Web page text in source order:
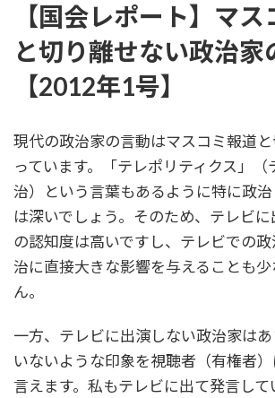
【国会レポート】マ
と切り離せない政治家
【2012年1号】
現代の政治家の言動はマスコミ報道
っています。「テレポリティクス」（
治）という言葉もあるように特に政
は深いでしょう。そのため、テレビ
の認知度は高いですし、テレビでの
治に直接大きな影響を与えることも
ん。
一方、テレビに出演しない政治家は
いないような印象を視聴者（有権者
言えます。私もテレビに出て発言して